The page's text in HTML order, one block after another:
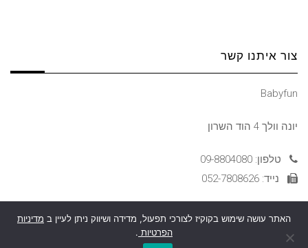
צור איתנו קשר
Babyfun
יונה וולך 4 הוד השרון
טלפון: 09-8804080
נייד: 052-7808626
הצהרת נגישות
האתר עושה שימוש בקוקיז לצורכי תפעול, מדידה ושיווק ניתן לעיין ב מדיניות
הפרטיות .